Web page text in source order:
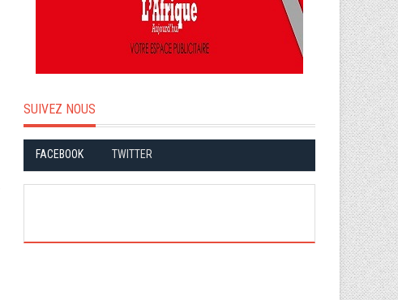
SUIVEZ NOUS
FACEBOOK TWITTER